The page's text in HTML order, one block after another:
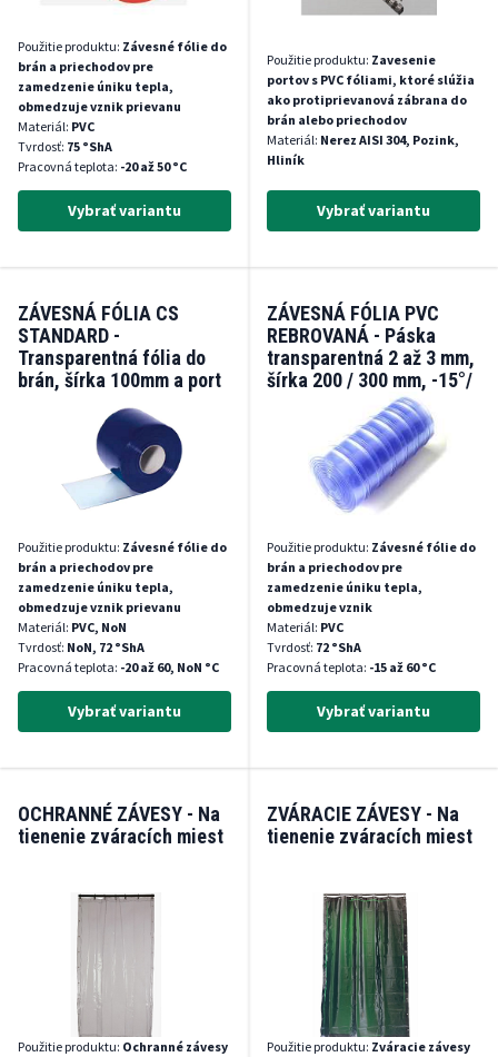
Použitie produktu: Závesné fólie do
brán a priechodov pre
zamedzenie úniku tepla,
obmedzuje vznik prievanu
Materiál: PVC
Tvrdosť: 75 °ShA
Pracovná teplota: -20 až 50 °C
Vybrať variantu
Použitie produktu: Zavesenie
portov s PVC fóliami, ktoré slúžia
ako protiprievanová zábrana do
brán alebo priechodov
Materiál: Nerez AISI 304, Pozink,
Hliník
Vybrať variantu
ZÁVESNÁ FÓLIA CS
STANDARD -
Transparentná fólia do
brán, šírka 100mm a port
Použitie produktu: Závesné fólie do
brán a priechodov pre
zamedzenie úniku tepla,
obmedzuje vznik prievanu
Materiál: PVC, NoN
Tvrdosť: NoN, 72 °ShA
Pracovná teplota: -20 až 60, NoN °C
Vybrať variantu
ZÁVESNÁ FÓLIA PVC
REBROVANÁ - Páska
transparentná 2 až 3 mm,
šírka 200 / 300 mm, -15°/
Použitie produktu: Závesné fólie do
brán a priechodov pre
zamedzenie úniku tepla,
obmedzuje vznik
Materiál: PVC
Tvrdosť: 72 °ShA
Pracovná teplota: -15 až 60 °C
Vybrať variantu
OCHRANNÉ ZÁVESY - Na
tienenie zváracích miest
Použitie produktu: Ochranné závesy
ZVÁRACIE ZÁVESY - Na
tienenie zváracích miest
Použitie produktu: Zváracie závesy